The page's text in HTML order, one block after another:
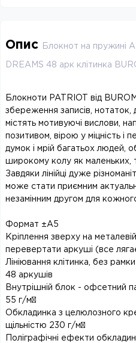
Опис Блокнот на пружині
DREAMS 48 арк клітинка
Блокноти PATRIOT від
збереження записів, нотаток,
містять мотивуючі вислови,
позитивом, вірою у міцність і
думок і мрій багатьох людей,
широкому колу як маленьких,
Завдяки лінійці дуже
може стати приємним
незамінним другом для
Формат ±А5
Кріплення зверху на
перевертати аркуші (все
Лініювання клітинка, без рамки
48 аркушів
Внутрішній блок - офсетний
55 г/м²
Обкладинка з целюлозного
щільністю 230 г/м²
Поліграфічні ефекти